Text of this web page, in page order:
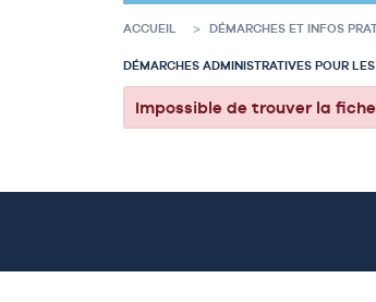
ACCUEIL DÉMARCHES ET INFOS
DÉMARCHES ADMINISTRATIVES POUR
Impossible de trouver la fiche